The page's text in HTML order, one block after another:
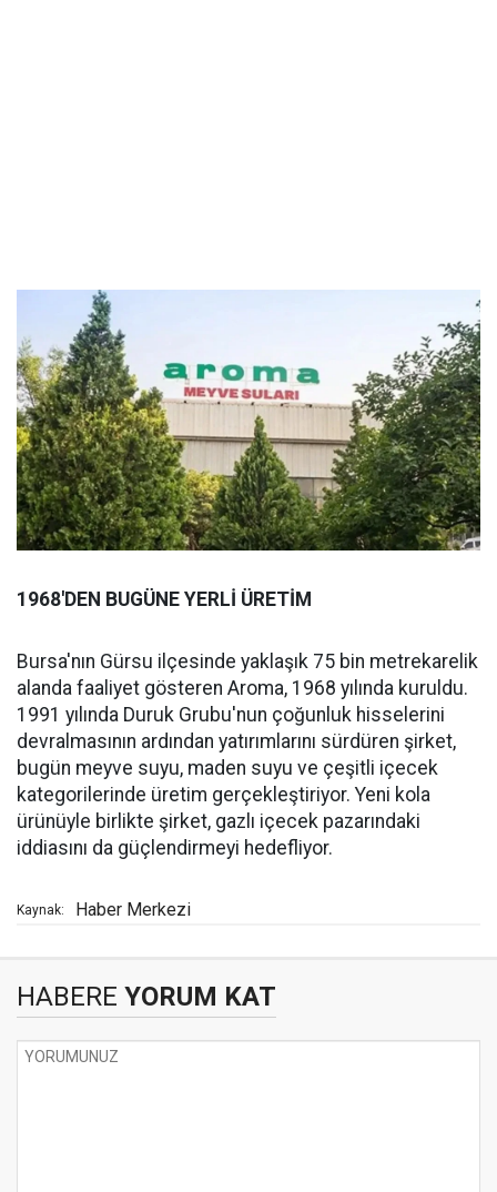
1968'DEN BUGÜNE YERLİ ÜRETİM
Bursa'nın Gürsu ilçesinde yaklaşık 75 bin metrekarelik
alanda faaliyet gösteren Aroma, 1968 yılında kuruldu.
1991 yılında Duruk Grubu'nun çoğunluk hisselerini
devralmasının ardından yatırımlarını sürdüren şirket,
bugün meyve suyu, maden suyu ve çeşitli içecek
kategorilerinde üretim gerçekleştiriyor. Yeni kola
ürünüyle birlikte şirket, gazlı içecek pazarındaki
iddiasını da güçlendirmeyi hedefliyor.
Kaynak: Haber Merkezi
HABERE YORUM KAT